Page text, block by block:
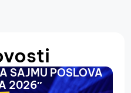
SAJMU POSLOVA
2026″